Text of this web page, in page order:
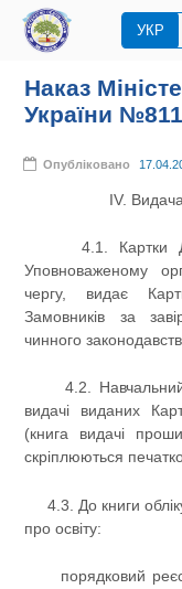
УКР
Наказ
України №811
Опубліковано
IV.
4.1. Картки
Уповноваженому
чергу, видає
Замовників за
чинного
4.2. Навчальний
видачі виданих
(книга видачі
скріплюються
4.3. До книги
про освіту:
порядковий